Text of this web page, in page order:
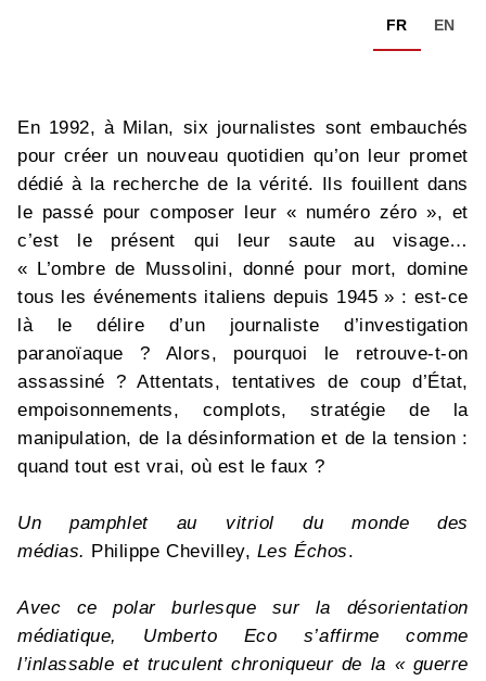
FR EN
En 1992, à Milan, six journalistes sont embauchés
pour créer un nouveau quotidien qu’on leur promet
dédié à la recherche de la vérité. Ils fouillent dans
le passé pour composer leur « numéro zéro », et
c’est le présent qui leur saute au visage…
« L’ombre de Mussolini, donné pour mort, domine
tous les événements italiens depuis 1945 » : est-ce
là le délire d’un journaliste d’investigation
paranoïaque ? Alors, pourquoi le retrouve-t-on
assassiné ? Attentats, tentatives de coup d’État,
empoisonnements, complots, stratégie de la
manipulation, de la désinformation et de la tension :
quand tout est vrai, où est le faux ?
Un pamphlet au vitriol du monde des
médias. Philippe Chevilley, Les Échos.
Avec ce polar burlesque sur la désorientation
médiatique, Umberto Eco s’affirme comme
l’inlassable et truculent chroniqueur de la « guerre